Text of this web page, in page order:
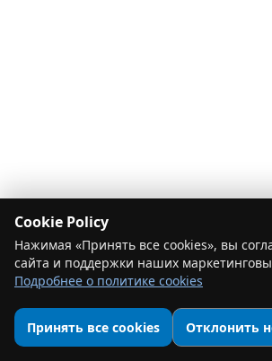
Cookie Policy
Нажимая «Принять все cookies», вы
сайта и поддержки наших
Подробнее о политике cookies
Принять все cookies Отклонить
@2026 ARSAT. Все права защищены.
Оставить отзыв
Войти